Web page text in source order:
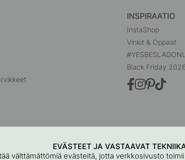
INSPIRAATIO
InstaShop
Vinkit & Oppaat
Black Friday
EVÄSTEET JA VASTAAVAT
välttämättömiä evästeitä, jotta verkkosivusto